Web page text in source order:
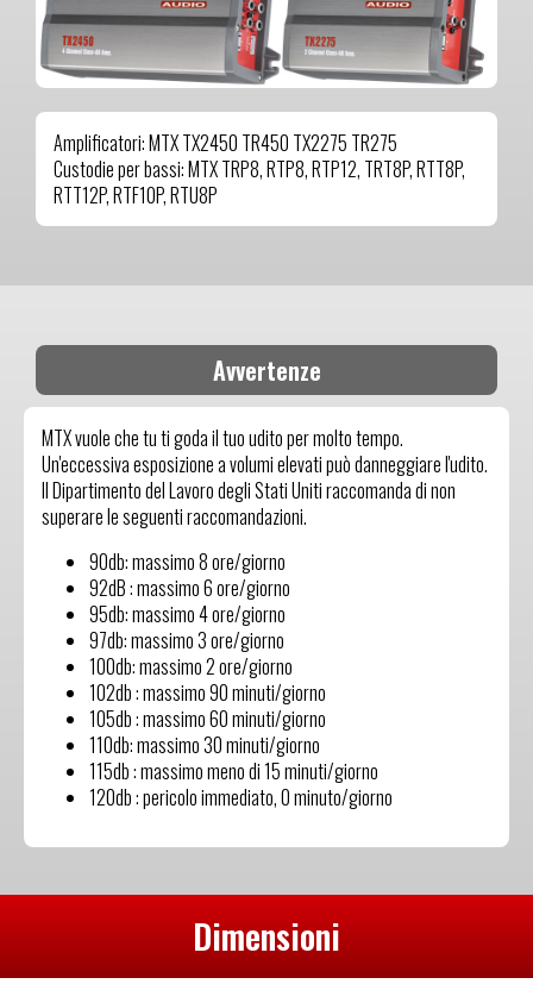
Amplificatori: MTX TX2450 TR450 TX2275 TR275
Custodie per bassi: MTX TRP8, RTP8, RTP12, TRT8P, RTT8P,
RTT12P, RTF10P, RTU8P
Avvertenze
MTX vuole che tu ti goda il tuo udito per molto tempo.
Un'eccessiva esposizione a volumi elevati può danneggiare l'udito.
Il Dipartimento del Lavoro degli Stati Uniti raccomanda di non
superare le seguenti raccomandazioni.
90db: massimo 8 ore/giorno
92dB : massimo 6 ore/giorno
95db: massimo 4 ore/giorno
97db: massimo 3 ore/giorno
100db: massimo 2 ore/giorno
102db : massimo 90 minuti/giorno
105db : massimo 60 minuti/giorno
110db: massimo 30 minuti/giorno
115db : massimo meno di 15 minuti/giorno
120db : pericolo immediato, 0 minuto/giorno
Dimensioni